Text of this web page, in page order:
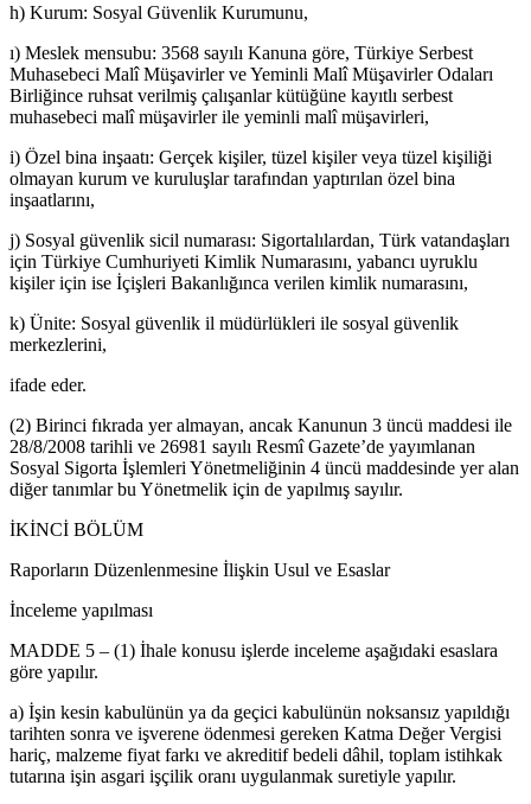
h) Kurum: Sosyal Güvenlik Kurumunu,
ı) Meslek mensubu: 3568 sayılı Kanuna göre, Türkiye Serbest
Muhasebeci Malî Müşavirler ve Yeminli Malî Müşavirler Odaları
Birliğince ruhsat verilmiş çalışanlar kütüğüne kayıtlı serbest
muhasebeci malî müşavirler ile yeminli malî müşavirleri,
i) Özel bina inşaatı: Gerçek kişiler, tüzel kişiler veya tüzel kişiliği
olmayan kurum ve kuruluşlar tarafından yaptırılan özel bina
inşaatlarını,
j) Sosyal güvenlik sicil numarası: Sigortalılardan, Türk vatandaşları
için Türkiye Cumhuriyeti Kimlik Numarasını, yabancı uyruklu
kişiler için ise İçişleri Bakanlığınca verilen kimlik numarasını,
k) Ünite: Sosyal güvenlik il müdürlükleri ile sosyal güvenlik
merkezlerini,
ifade eder.
(2) Birinci fıkrada yer almayan, ancak Kanunun 3 üncü maddesi ile
28/8/2008 tarihli ve 26981 sayılı Resmî Gazete’de yayımlanan
Sosyal Sigorta İşlemleri Yönetmeliğinin 4 üncü maddesinde yer alan
diğer tanımlar bu Yönetmelik için de yapılmış sayılır.
İKİNCİ BÖLÜM
Raporların Düzenlenmesine İlişkin Usul ve Esaslar
İnceleme yapılması
MADDE 5 – (1) İhale konusu işlerde inceleme aşağıdaki esaslara
göre yapılır.
a) İşin kesin kabulünün ya da geçici kabulünün noksansız yapıldığı
tarihten sonra ve işverene ödenmesi gereken Katma Değer Vergisi
hariç, malzeme fiyat farkı ve akreditif bedeli dâhil, toplam istihkak
tutarına işin asgari işçilik oranı uygulanmak suretiyle yapılır.